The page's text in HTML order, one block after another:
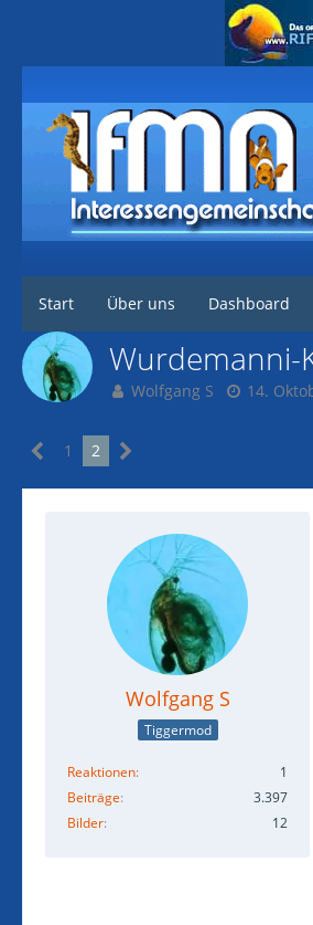
Start Über uns Dashboard
Wurdemanni-
Wolfgang S 14.
1 2
Wolfgang S
Tiggermod
Reaktionen
1
Beiträge
3.397
Bilder
12